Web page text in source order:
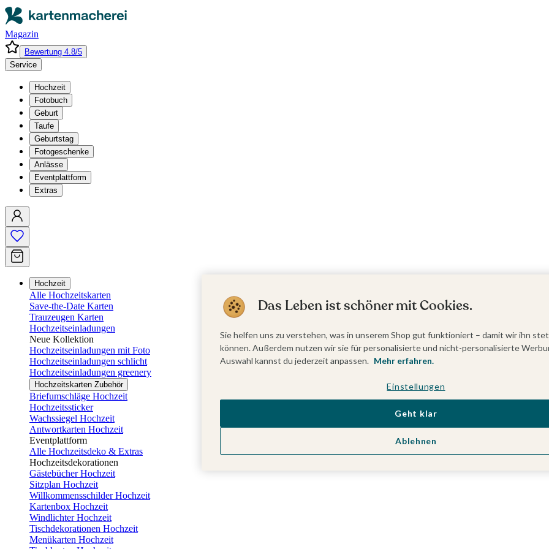
Magazin
Bewertung 4.8/5
Service
Hochzeit
Fotobuch
Geburt
Taufe
Geburtstag
Fotogeschenke
Anlässe
Eventplattform
Extras
Hochzeit
Alle Hochzeitskarten
Save-the-Date Karten
Trauzeugen Karten
Hochzeitseinladungen
Neue Kollektion
Hochzeitseinladungen mit Foto
Hochzeitseinladungen schlicht
Hochzeitseinladungen greenery
Hochzeitskarten Zubehör
Briefumschläge Hochzeit
Hochzeitssticker
Wachssiegel Hochzeit
Antwortkarten Hochzeit
Eventplattform
Alle Hochzeitsdeko & Extras
Hochzeitsdekorationen
Gästebücher Hochzeit
Sitzplan Hochzeit
Willkommensschilder Hochzeit
Kartenbox Hochzeit
Windlichter Hochzeit
Tischdekorationen Hochzeit
Menükarten Hochzeit
Das Leben ist schöner mit Cookies.
Sie helfen uns zu verstehen, was in unserem Shop gut funktioniert – damit wir ihn
können. Außerdem nutzen wir sie für personalisierte und nicht-personalisierte
Auswahl kannst du jederzeit anpassen. Mehr erfahren.
Einstellungen
Ablehnen
Geht klar